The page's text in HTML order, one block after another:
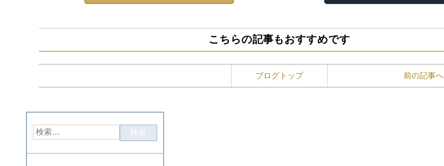
こちらの記事もおすすめです
ブログトップ 前の記事へ